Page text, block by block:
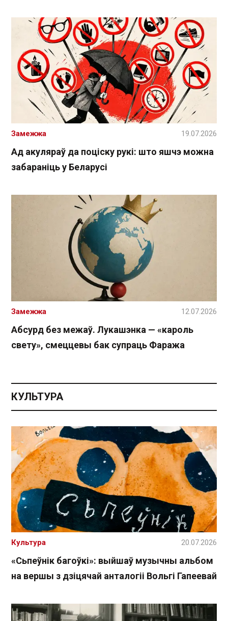
Ад акуляраў да поціску рукі: што яшчэ можна
забараніць у Беларусі
Замежжа 19.07.2026
Абсурд без межаў. Лукашэнка — «кароль
свету», смеццевы бак супраць Фаража
Замежжа 12.07.2026
КУЛЬТУРА
«Сьпеўнік багоўкі»: выйшаў музычны альбом
на вершы з дзіцячай анталогіі Вольгі Гапеевай
Культура 20.07.2026